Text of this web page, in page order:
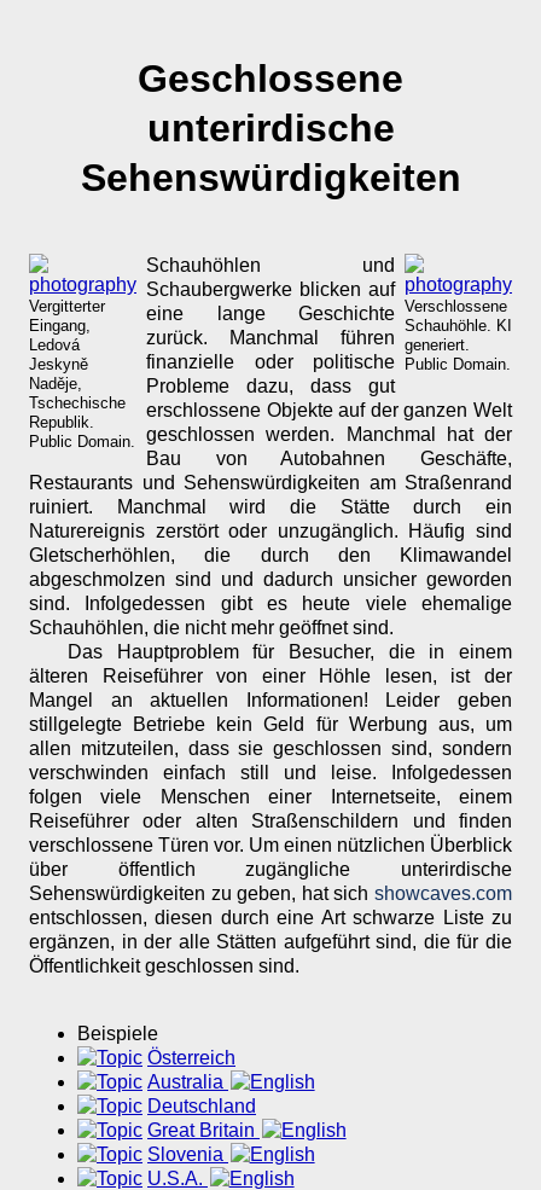
Geschlossene
unterirdische
Sehenswürdigkeiten
Vergitterter
Eingang,
Ledová
Jeskyně
Naděje,
Tschechische
Republik.
Public Domain.
Verschlossene
Schauhöhle. KI
generiert.
Public Domain.
Schauhöhlen und
Schaubergwerke blicken auf
eine lange Geschichte
zurück. Manchmal führen
finanzielle oder politische
Probleme dazu, dass gut
erschlossene Objekte auf der ganzen Welt
geschlossen werden. Manchmal hat der
Bau von Autobahnen Geschäfte,
Restaurants und Sehenswürdigkeiten am Straßenrand
ruiniert. Manchmal wird die Stätte durch ein
Naturereignis zerstört oder unzugänglich. Häufig sind
Gletscherhöhlen, die durch den Klimawandel
abgeschmolzen sind und dadurch unsicher geworden
sind. Infolgedessen gibt es heute viele ehemalige
Schauhöhlen, die nicht mehr geöffnet sind.
Das Hauptproblem für Besucher, die in einem
älteren Reiseführer von einer Höhle lesen, ist der
Mangel an aktuellen Informationen! Leider geben
stillgelegte Betriebe kein Geld für Werbung aus, um
allen mitzuteilen, dass sie geschlossen sind, sondern
verschwinden einfach still und leise. Infolgedessen
folgen viele Menschen einer Internetseite, einem
Reiseführer oder alten Straßenschildern und finden
verschlossene Türen vor. Um einen nützlichen Überblick
über öffentlich zugängliche unterirdische
Sehenswürdigkeiten zu geben, hat sich showcaves.com
entschlossen, diesen durch eine Art schwarze Liste zu
ergänzen, in der alle Stätten aufgeführt sind, die für die
Öffentlichkeit geschlossen sind.
Beispiele
Österreich
Australia
Deutschland
Great Britain
Slovenia
U.S.A.